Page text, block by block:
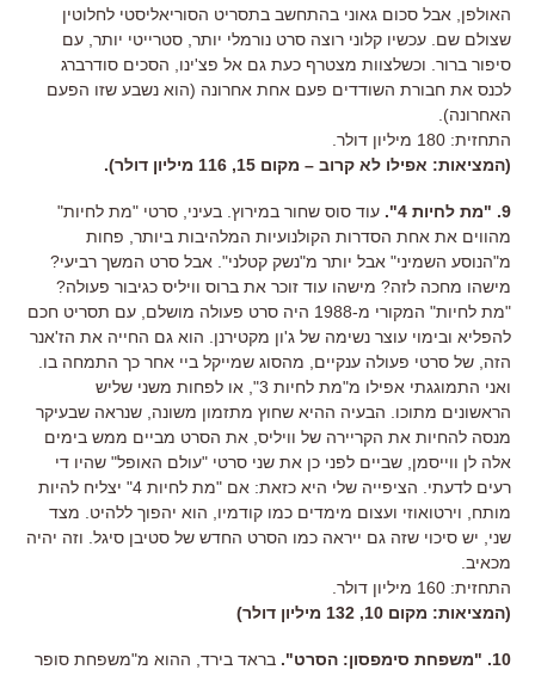
האולפן, אבל סכום גאוני בהתחשב בתסריט הסוריאליסטי לחלוטין
שצולם שם. עכשיו קלוני רוצה סרט נורמלי יותר, סטרייטי יותר, עם
סיפור ברור. וכשלצוות מצטרף כעת גם אל פצ'ינו, הסכים סודרברג
לכנס את חבורת השודדים פעם אחת אחרונה (הוא נשבע שזו הפעם
האחרונה).
התחזית: 180 מיליון דולר.
(המציאות: אפילו לא קרוב – מקום 15, 116 מיליון דולר).
9. "מת לחיות 4".
עוד סוס שחור במירוץ. בעיני, סרטי "מת לחיות"
מהווים את אחת הסדרות הקולנועיות המלהיבות ביותר, פחות
מ"הנוסע השמיני" אבל יותר מ"נשק קטלני". אבל סרט המשך רביעי?
מישהו מחכה לזה? מישהו עוד זוכר את ברוס וויליס כגיבור פעולה?
"מת לחיות" המקורי מ-1988 היה סרט פעולה מושלם, עם תסריט חכם
להפליא ובימוי עוצר נשימה של ג'ון מקטירנן. הוא גם החייה את הז'אנר
הזה, של סרטי פעולה ענקיים, מהסוג שמייקל ביי אחר כך התמחה בו.
ואני התמוגגתי אפילו מ"מת לחיות 3", או לפחות משני שליש
הראשונים מתוכו. הבעיה ההיא שחוץ מתזמון משונה, שנראה שבעיקר
מנסה להחיות את הקריירה של וויליס, את הסרט מביים ממש בימים
אלה לן ווייסמן, שביים לפני כן את שני סרטי "עולם האופל" שהיו די
רעים לדעתי. הציפייה שלי היא כזאת: אם "מת לחיות 4" יצליח להיות
מותח, וירטואוזי ועצום מימדים כמו קודמיו, הוא יהפוך ללהיט. מצד
שני, יש סיכוי שזה גם ייראה כמו הסרט החדש של סטיבן סיגל. וזה יהיה
מכאיב.
התחזית: 160 מיליון דולר.
(המציאות: מקום 10, 132 מיליון דולר)
10. "משפחת סימפסון: הסרט".
בראד בירד, ההוא מ"משפחת סופר